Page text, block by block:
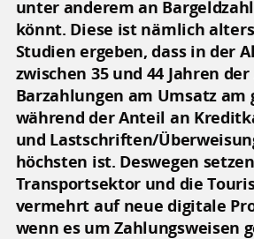
unter anderem an
könnt. Diese ist nämlich
Studien ergeben, dass in der
zwischen 35 und 44 Jahren
Barzahlungen am Umsatz am
während der Anteil an
und Lastschriften/
höchsten ist. Deswegen
Transportsektor und die
vermehrt auf neue digitale
wenn es um Zahlungsweisen